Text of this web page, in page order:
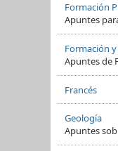
Formación
Apuntes
Formación
Apuntes de
Francés
Geología
Apuntes